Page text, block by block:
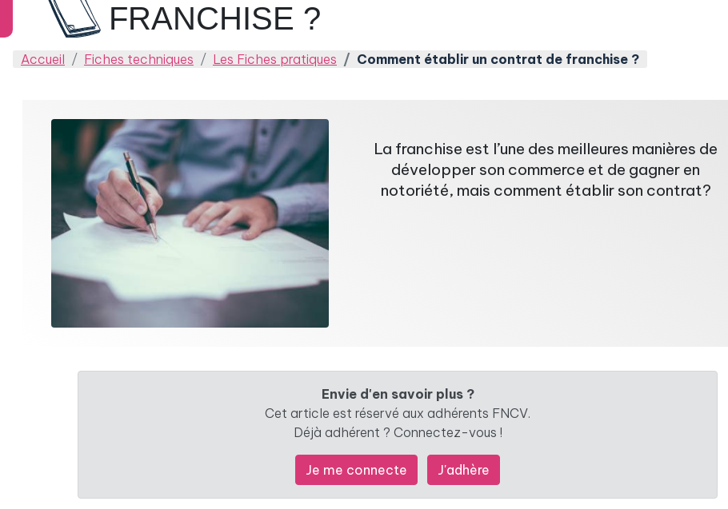
FRANCHISE ?
Accueil Fiches techniques Les Fiches pratiques Comment établir un contrat de franchise ?
La franchise est l’une des meilleures manières de
développer son commerce et de gagner en
notoriété, mais comment établir son contrat?
Envie d'en savoir plus ?
Cet article est réservé aux adhérents FNCV.
Déjà adhérent ? Connectez-vous !
Je me connecte J'adhère